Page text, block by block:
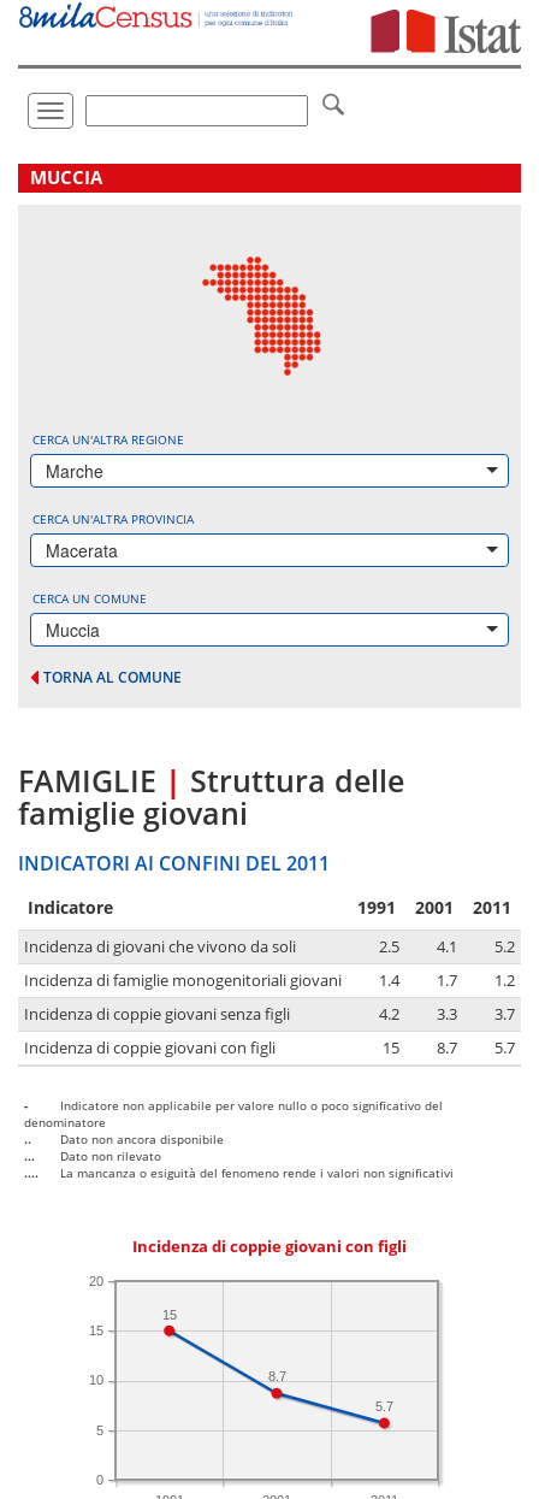
Vai
direttamente
Toggle
navigation
.
MUCCIA
CERCA UN'ALTRA REGIONE
Marche
CERCA UN'ALTRA PROVINCIA
Macerata
CERCA UN COMUNE
Muccia
TORNA AL COMUNE
FAMIGLIE | Struttura delle
famiglie giovani
INDICATORI AI CONFINI DEL 2011
Indicatore 1991 2001 2011
Incidenza di giovani che vivono da soli 2.5 4.1
5.2
Incidenza di famiglie monogenitoriali giovani
1.4 1.7
1.2
Incidenza di coppie giovani senza figli
4.2 3.3
3.7
Incidenza di coppie giovani con figli
15 8.7 5.7
-
Indicatore non applicabile per valore nullo o poco significativo del
denominatore
..
Dato non ancora disponibile
...
Dato non rilevato
....
La mancanza o esiguità del fenomeno rende i valori non significativi
Incidenza di coppie giovani con figli
0
5
10
15
20
5.7
8.7
15